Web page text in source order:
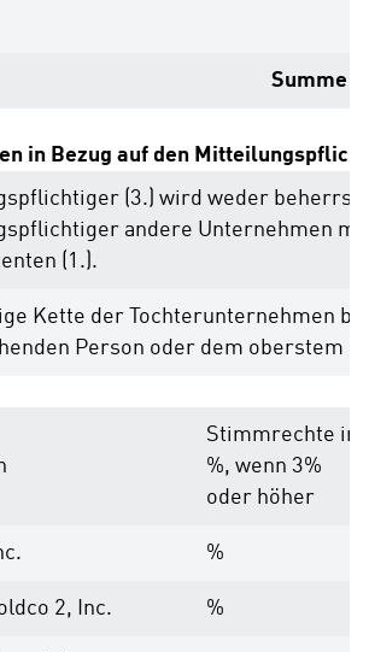
Summe
in Bezug auf den
(3.) wird weder
andere Unternehmen
(1.).
Kette der Tochterunternehmen
Person oder dem oberstem
Stimmrechte in
%, wenn 3%
oder höher
%
2, Inc. %